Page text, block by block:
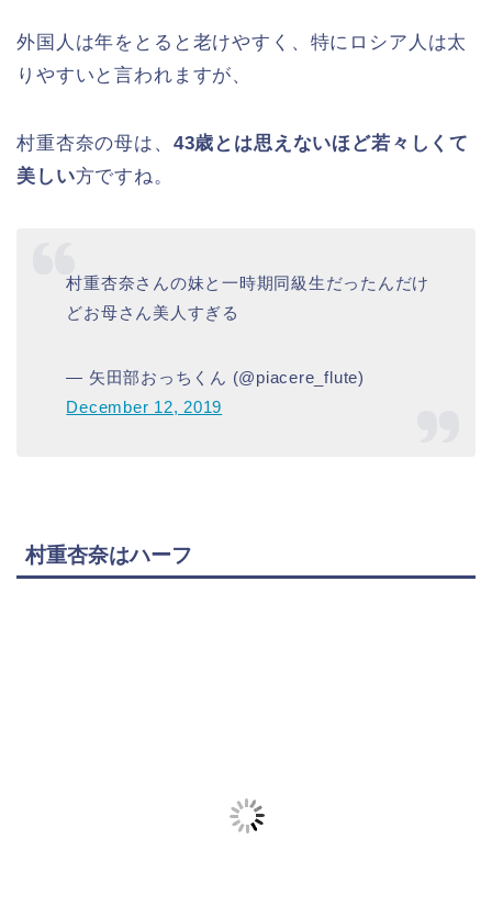
外国人は年をとると老けやすく、特にロシア人は太
りやすいと言われますが、
村重杏奈の母は、 43歳とは思えないほど若々しくて
美しい方ですね。
村重杏奈さんの妹と一時期同級生だったんだけ
どお母さん美人すぎる
— 矢田部おっちくん (@piacere_flute)
December 12, 2019
村重杏奈はハーフ